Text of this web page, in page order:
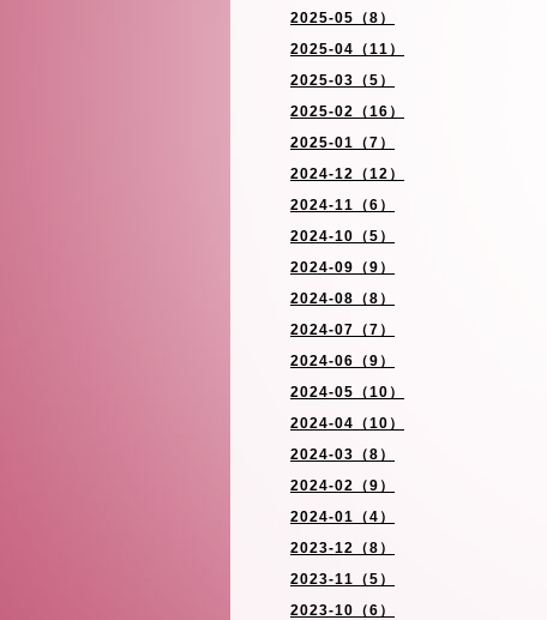
2025-05（8）
2025-04（11）
2025-03（5）
2025-02（16）
2025-01（7）
2024-12（12）
2024-11（6）
2024-10（5）
2024-09（9）
2024-08（8）
2024-07（7）
2024-06（9）
2024-05（10）
2024-04（10）
2024-03（8）
2024-02（9）
2024-01（4）
2023-12（8）
2023-11（5）
2023-10（6）